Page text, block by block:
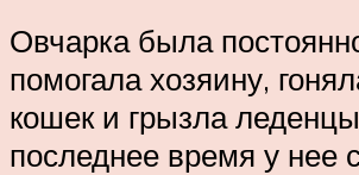
Овчарка была
помогала хозяину,
кошек и грызла
последнее время у нее